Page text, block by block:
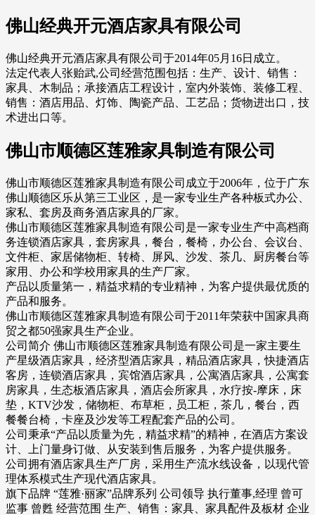
佛山经典开元酒店家具有限公司
佛山经典开元酒店家具有限公司于2014年05月16日成立。
法定代表人张贻武,公司经营范围包括：生产、设计、销售：
家具、木制品；承接酒店工程设计，室内外装饰、装修工程、
销售：酒店用品、灯饰、陶瓷产品、工艺品；货物进出口，技
术进出口等。
佛山市顺德区莲雅家具制造有限公司
佛山市顺德区莲雅家具制造有限公司成立于2006年，位于广东
佛山顺德区乐从第三工业区，是一家专业生产各种板式办公、
家私、套房及商务酒店家具的厂家。
佛山市顺德区莲雅家具制造有限公司是一家专业生产中高档商
务连锁酒店家具，套房家具，餐台，餐椅，办公台、会议台、
文件柜、家居储物柜、转椅、屏风、沙发、茶几、厨房餐台等
家用、办公和学校用家具的生产厂家。
产品以质量第一，精益求精的专业精神，为客户提供最优质的
产品和服务。
佛山市顺德区莲雅家具制造有限公司于2011年荣获中国家具商
贸之都50强家具生产企业。
公司简介 佛山市顺德区莲雅家具制造有限公司是一家主要生
产星级酒店家具，经济型酒店家具，精品酒店家具，快捷酒店
客房，连锁酒店家具，宾馆酒店家具，公寓酒店家具，公寓套
房家具，生态板酒店家具，酒店会所家具，水疗按-摩床，床
垫，KTV沙发，储物柜、布草柜，员工柜，茶几，餐台，西
餐餐台椅，卡座及沙发等工程配套产品的公司。
公司秉承“产品以质量为先，精益求精”的精神，在酒店方案设
计、上门量身订做、从安装到售后服务，为客户提供服务。
公司拥有酒店家具生产厂房，采用生产流水线设备，以现代管
理体系模式生产现代酒店家具。
旗下品牌 “莲雅·丽家”品牌系列 公司领导 执行董事,经理 曾可
监事 曾甦 经营范围 生产、销售：家具、家具配件及板材 企业